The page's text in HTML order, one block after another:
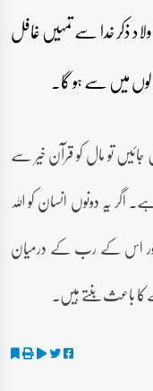
ذکر خدا سے تمہیں غافل
میں سے ہو گا۔
تو مال کو قرآن خیر سے
اگر یہ دونوں انسان کو اللہ
اور اس کے رب کے درمیان
باعث بنتے ہیں۔